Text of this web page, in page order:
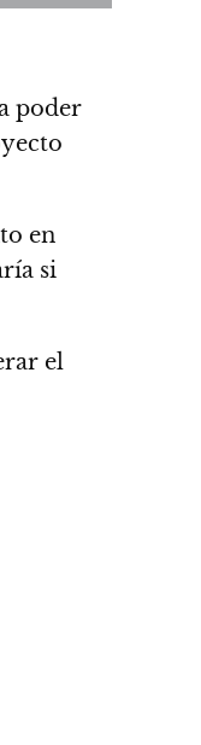
poder
en
si
el